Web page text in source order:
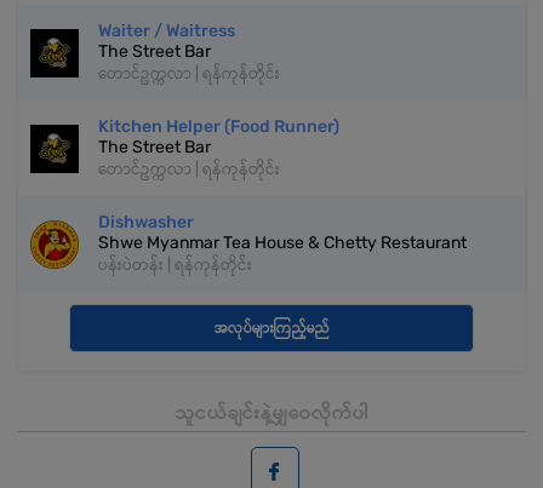
Waiter / Waitress
The Street Bar
တောင်ဥက္ကလာ | ရန်ကုန်တိုင်း
Kitchen Helper (Food Runner)
The Street Bar
တောင်ဥက္ကလာ | ရန်ကုန်တိုင်း
Dishwasher
Shwe Myanmar Tea House & Chetty Restaurant
ပန်းပဲတန်း | ရန်ကုန်တိုင်း
အလုပ်များကြည့်မည်
သူငယ်ချင်းနဲ့မျှဝေလိုက်ပါ